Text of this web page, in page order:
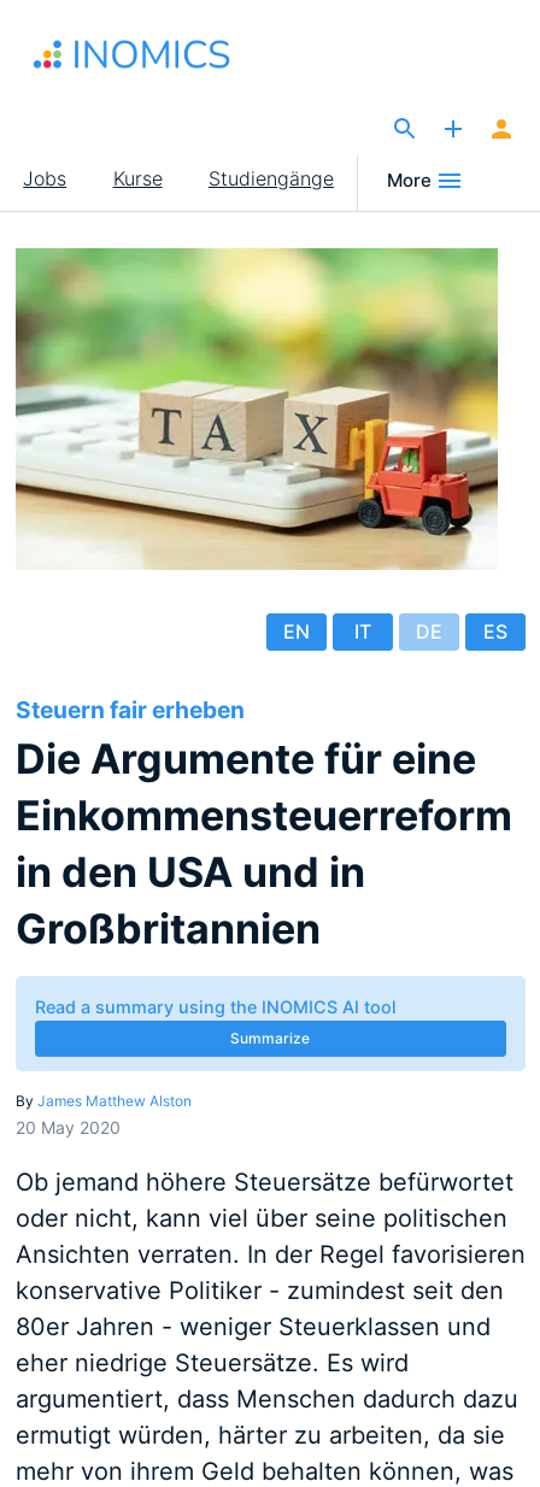
Inhalt
Main
navigation
Jobs Kurse Studiengänge More
EN IT DE ES
Steuern fair erheben
Die Argumente für eine
Einkommensteuerreform
in den USA und in
Großbritannien
Read a summary using the INOMICS AI tool
Summarize
By James Matthew Alston
20 May 2020
Ob jemand höhere Steuersätze befürwortet
oder nicht, kann viel über seine politischen
Ansichten verraten. In der Regel favorisieren
konservative Politiker - zumindest seit den
80er Jahren - weniger Steuerklassen und
eher niedrige Steuersätze. Es wird
argumentiert, dass Menschen dadurch dazu
ermutigt würden, härter zu arbeiten, da sie
mehr von ihrem Geld behalten können, was